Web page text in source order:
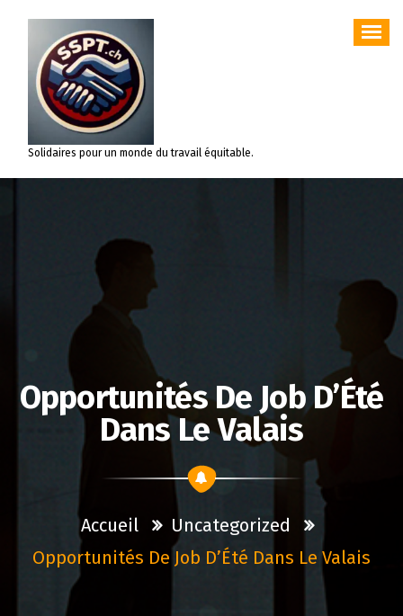
contenu
Solidaires pour un monde du travail équitable.
Opportunités De Job D’Été
Dans Le Valais
Accueil
Uncategorized
Opportunités De Job D’Été Dans Le Valais